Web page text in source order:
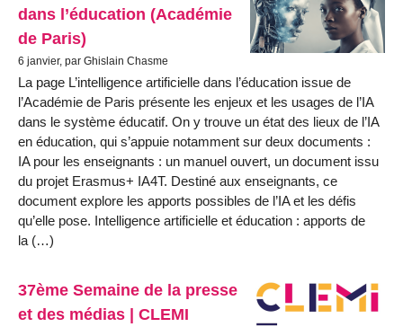
dans l’éducation (Académie
de Paris)
6 janvier, par Ghislain Chasme
La page L’intelligence artificielle dans l’éducation issue de
l’Académie de Paris présente les enjeux et les usages de l’IA
dans le système éducatif. On y trouve un état des lieux de l’IA
en éducation, qui s’appuie notamment sur deux documents :
IA pour les enseignants : un manuel ouvert, un document issu
du projet Erasmus+ IA4T. Destiné aux enseignants, ce
document explore les apports possibles de l’IA et les défis
qu’elle pose. Intelligence artificielle et éducation : apports de
la (…)
37ème Semaine de la presse
et des médias | CLEMI